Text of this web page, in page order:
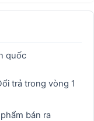
quốc
trả trong vòng 1
bán ra